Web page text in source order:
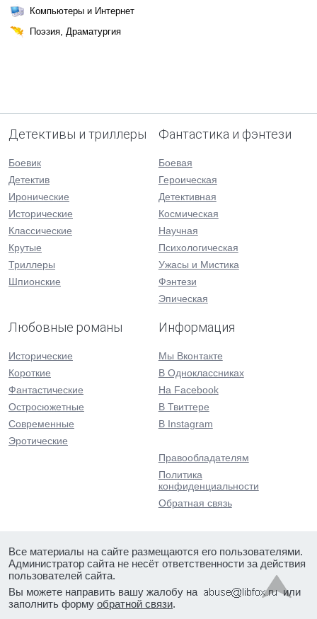
Компьютеры и Интернет
Поэзия, Драматургия
Детективы и триллеры
Боевик
Детектив
Иронические
Исторические
Классические
Крутые
Триллеры
Шпионские
Фантастика и фэнтези
Боевая
Героическая
Детективная
Космическая
Научная
Психологическая
Ужасы и Мистика
Фэнтези
Эпическая
Любовные романы
Исторические
Короткие
Фантастические
Остросюжетные
Современные
Эротические
Информация
Мы Вконтакте
В Одноклассниках
На Facebook
В Твиттере
В Instagram
Правообладателям
Политика
конфиденциальности
Обратная связь
Все материалы на сайте размещаются его пользователями.
Администратор сайта не несёт ответственности за действия
пользователей сайта.
Вы можете направить вашу жалобу на
или
заполнить форму обратной связи.